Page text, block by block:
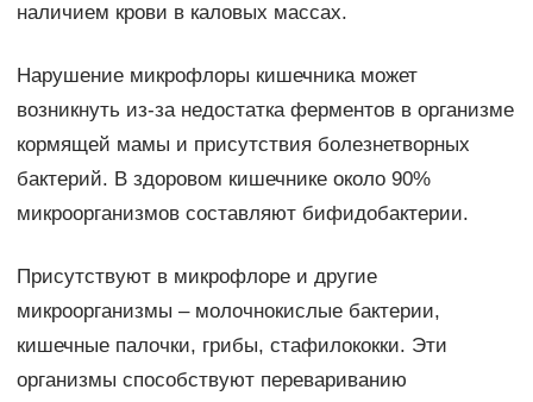
наличием крови в каловых массах.
Нарушение микрофлоры кишечника может
возникнуть из-за недостатка ферментов в организме
кормящей мамы и присутствия болезнетворных
бактерий. В здоровом кишечнике около 90%
микроорганизмов составляют бифидобактерии.
Присутствуют в микрофлоре и другие
микроорганизмы – молочнокислые бактерии,
кишечные палочки, грибы, стафилококки. Эти
организмы способствуют перевариванию